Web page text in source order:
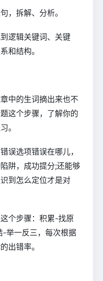
，拆解、分析。
逻辑关键词、关键
和结构。
中的生词摘出来也不
这个步骤，了解你的
。
误选项错误在哪儿，
阱，成功提分;还能够
到怎么定位才是对
个步骤：积累-找原
举一反三，每次根据
出错率。